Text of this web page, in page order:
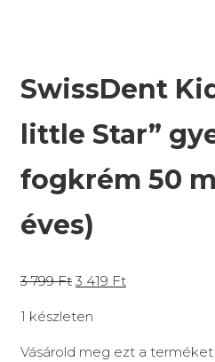
SwissDent
little Star”
fogkrém 50
éves)
3 799Ft 3 419 Ft
1 készleten
Vásárold meg ezt a